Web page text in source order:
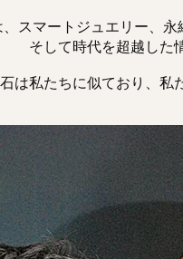
、スマートジュエリー、
そして時代を超越した
は私たちに似ており、私